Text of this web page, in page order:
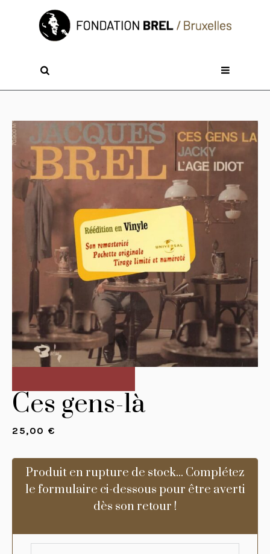
Ces gens-là
25,00 €
Produit en rupture de stock... Complétez
le formulaire ci-dessous pour être averti
dès son retour !